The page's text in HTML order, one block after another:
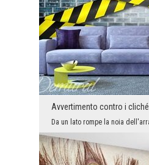
Avvertimento contro i cliché